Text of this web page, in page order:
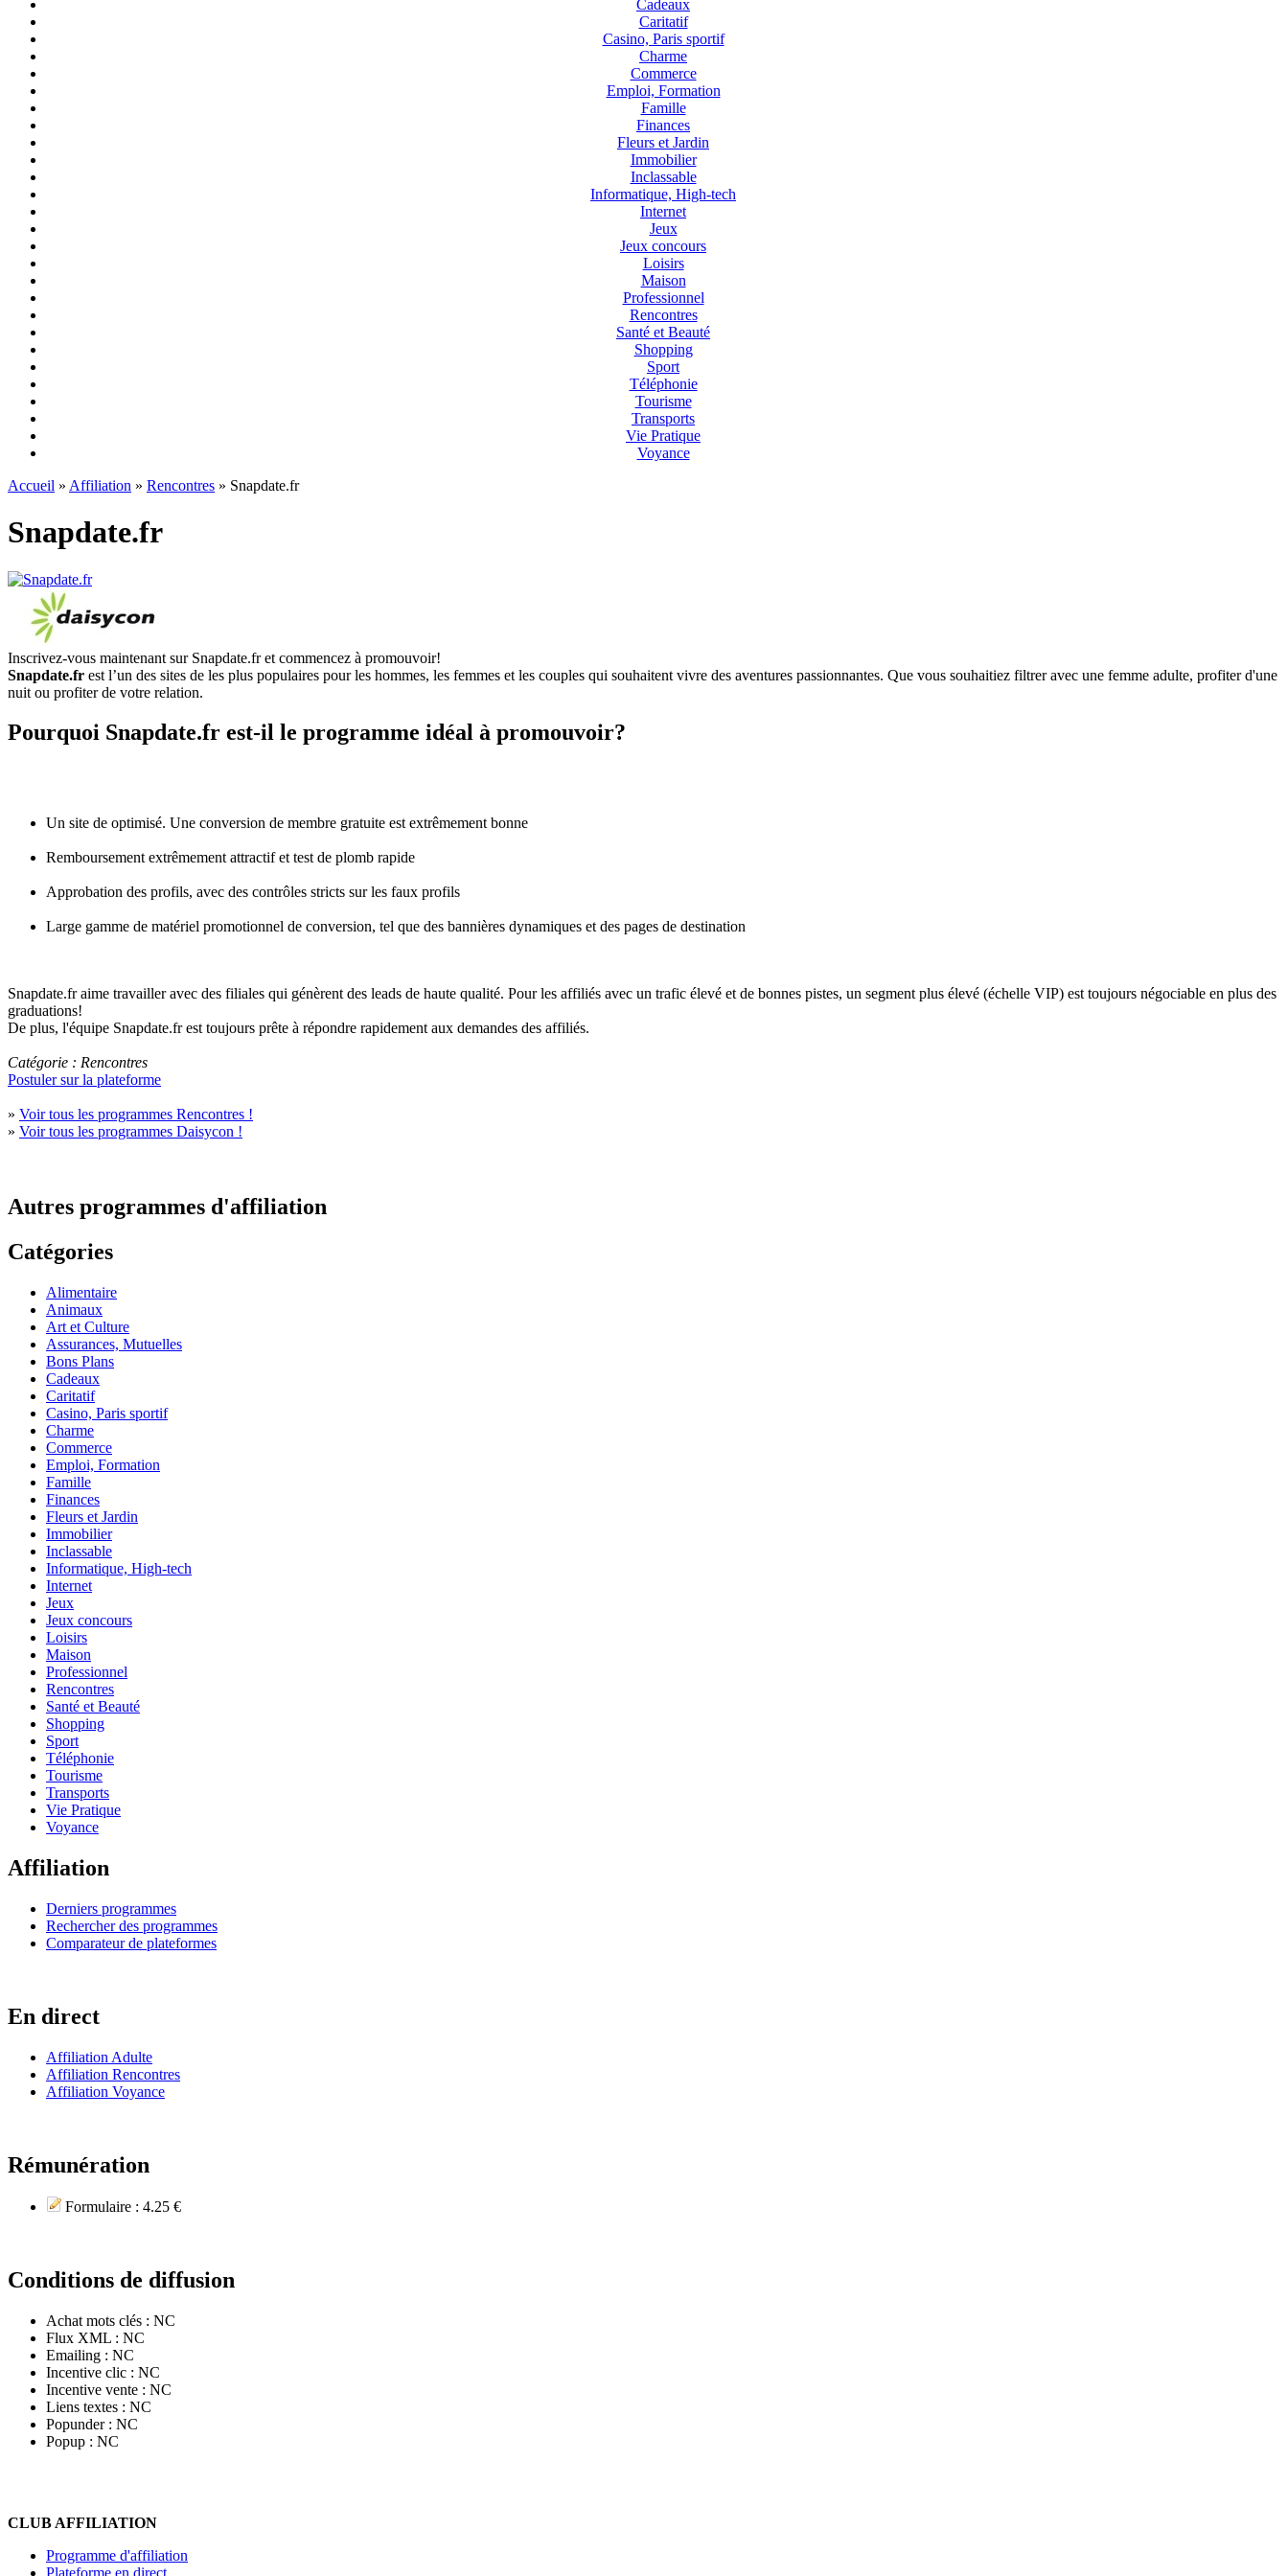
Cadeaux
Caritatif
Casino, Paris sportif
Charme
Commerce
Emploi, Formation
Famille
Finances
Fleurs et Jardin
Immobilier
Inclassable
Informatique, High-tech
Internet
Jeux
Jeux concours
Loisirs
Maison
Professionnel
Rencontres
Santé et Beauté
Shopping
Sport
Téléphonie
Tourisme
Transports
Vie Pratique
Voyance
Accueil » Affiliation » Rencontres » Snapdate.fr
Snapdate.fr
Inscrivez-vous maintenant sur Snapdate.fr et commencez à promouvoir!
Snapdate.fr est l’un des sites de les plus populaires pour les hommes, les femmes et les couples qui souhaitent vivre des aventures passionnantes. Que vous souhaitiez filtrer avec une femme adulte, profiter d'une
nuit ou profiter de votre relation.
Pourquoi Snapdate.fr est-il le programme idéal à promouvoir?
Un site de optimisé. Une conversion de membre gratuite est extrêmement bonne
Remboursement extrêmement attractif et test de plomb rapide
Approbation des profils, avec des contrôles stricts sur les faux profils
Large gamme de matériel promotionnel de conversion, tel que des bannières dynamiques et des pages de destination
Snapdate.fr aime travailler avec des filiales qui génèrent des leads de haute qualité. Pour les affiliés avec un trafic élevé et de bonnes pistes, un segment plus élevé (échelle VIP) est toujours négociable en plus des
graduations!
De plus, l'équipe Snapdate.fr est toujours prête à répondre rapidement aux demandes des affiliés.
Catégorie : Rencontres
Postuler sur la plateforme
» Voir tous les programmes Rencontres !
» Voir tous les programmes Daisycon !
Autres programmes d'affiliation
Catégories
Alimentaire
Animaux
Art et Culture
Assurances, Mutuelles
Bons Plans
Cadeaux
Caritatif
Casino, Paris sportif
Charme
Commerce
Emploi, Formation
Famille
Finances
Fleurs et Jardin
Immobilier
Inclassable
Informatique, High-tech
Internet
Jeux
Jeux concours
Loisirs
Maison
Professionnel
Rencontres
Santé et Beauté
Shopping
Sport
Téléphonie
Tourisme
Transports
Vie Pratique
Voyance
Affiliation
Derniers programmes
Rechercher des programmes
Comparateur de plateformes
En direct
Affiliation Adulte
Affiliation Rencontres
Affiliation Voyance
Rémunération
Formulaire : 4.25 €
Conditions de diffusion
Achat mots clés : NC
Flux XML : NC
Emailing : NC
Incentive clic : NC
Incentive vente : NC
Liens textes : NC
Popunder : NC
Popup : NC
CLUB AFFILIATION
Programme d'affiliation